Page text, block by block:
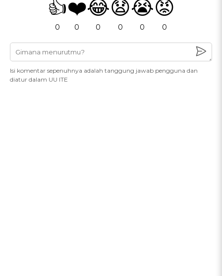
👍
0
❤️
0
😂
0
😧
0
😭
0
😡
0
Isi komentar sepenuhnya adalah tanggung jawab pengguna dan
diatur dalam UU ITE